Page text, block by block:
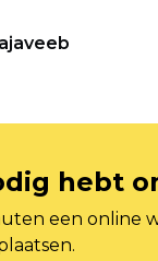
hebt
een online